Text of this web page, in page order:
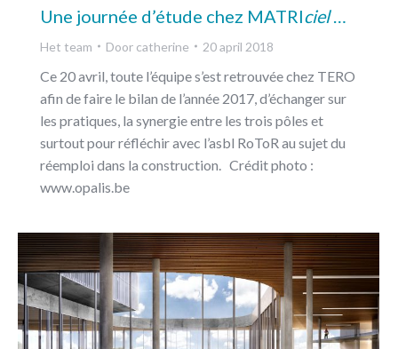
Une journée d’étude chez MATRIciel…
Het team Door catherine 20 april 2018
Ce 20 avril, toute l’équipe s’est retrouvée chez TERO
afin de faire le bilan de l’année 2017, d’échanger sur
les pratiques, la synergie entre les trois pôles et
surtout pour réfléchir avec l’asbl RoToR au sujet du
réemploi dans la construction. Crédit photo :
www.opalis.be